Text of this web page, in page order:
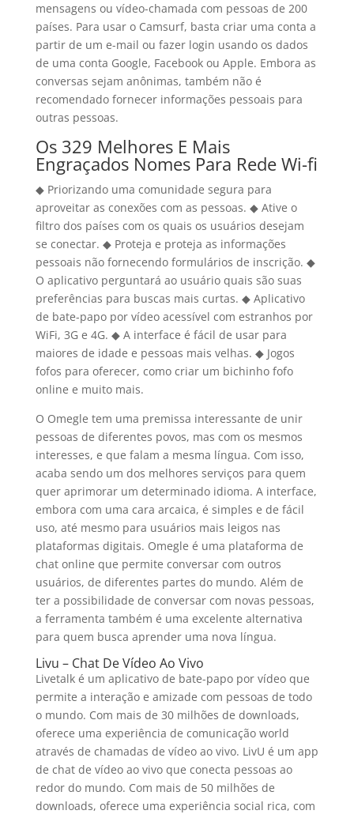
mensagens ou vídeo-chamada com pessoas de 200
países. Para usar o Camsurf, basta criar uma conta a
partir de um e-mail ou fazer login usando os dados
de uma conta Google, Facebook ou Apple. Embora as
conversas sejam anônimas, também não é
recomendado fornecer informações pessoais para
outras pessoas.
Os 329 Melhores E Mais
Engraçados Nomes Para Rede Wi-fi
◆ Priorizando uma comunidade segura para
aproveitar as conexões com as pessoas. ◆ Ative o
filtro dos países com os quais os usuários desejam
se conectar. ◆ Proteja e proteja as informações
pessoais não fornecendo formulários de inscrição. ◆
O aplicativo perguntará ao usuário quais são suas
preferências para buscas mais curtas. ◆ Aplicativo
de bate-papo por vídeo acessível com estranhos por
WiFi, 3G e 4G. ◆ A interface é fácil de usar para
maiores de idade e pessoas mais velhas. ◆ Jogos
fofos para oferecer, como criar um bichinho fofo
online e muito mais.
O Omegle tem uma premissa interessante de unir
pessoas de diferentes povos, mas com os mesmos
interesses, e que falam a mesma língua. Com isso,
acaba sendo um dos melhores serviços para quem
quer aprimorar um determinado idioma. A interface,
embora com uma cara arcaica, é simples e de fácil
uso, até mesmo para usuários mais leigos nas
plataformas digitais. Omegle é uma plataforma de
chat online que permite conversar com outros
usuários, de diferentes partes do mundo. Além de
ter a possibilidade de conversar com novas pessoas,
a ferramenta também é uma excelente alternativa
para quem busca aprender uma nova língua.
Livu – Chat De Vídeo Ao Vivo
Livetalk é um aplicativo de bate-papo por vídeo que
permite a interação e amizade com pessoas de todo
o mundo. Com mais de 30 milhões de downloads,
oferece uma experiência de comunicação world
através de chamadas de vídeo ao vivo. LivU é um app
de chat de vídeo ao vivo que conecta pessoas ao
redor do mundo. Com mais de 50 milhões de
downloads, oferece uma experiência social rica, com